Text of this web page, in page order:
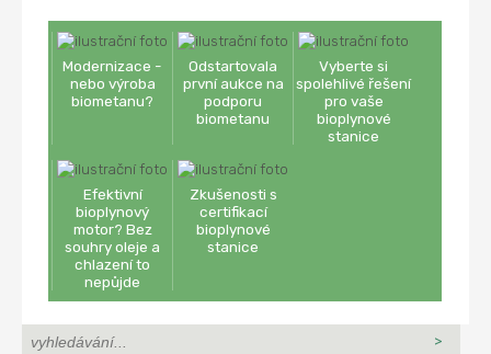
Modernizace -
nebo výroba
biometanu?
Odstartovala
první aukce na
podporu
biometanu
Vyberte si
spolehlivé řešení
pro vaše
bioplynové
stanice
Efektivní
bioplynový
motor? Bez
souhry oleje a
chlazení to
nepůjde
Zkušenosti s
certifikací
bioplynové
stanice